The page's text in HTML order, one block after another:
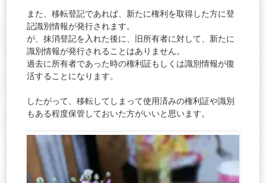
また、移転登記であれば、新たに権利を取得した方に登
記識別情報が発行されます。
が、抹消登記を入れた後に、旧所有者に対して、新たに
識別情報が発行されることはありません。
過去に所有者であった時の権利証もしくは識別情報が復
活することになります。
したがって、移転してしまって使用済みの権利証や識別
もある程度保管しておいた方がいいと思います。